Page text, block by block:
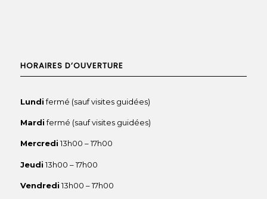
HORAIRES D’OUVERTURE
Lundifermé (sauf visites guidées)
Mardifermé (sauf visites guidées)
Mercredi13h00 – 17h00
Jeudi13h00 – 17h00
Vendredi13h00 – 17h00